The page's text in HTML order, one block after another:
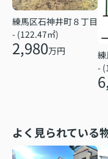
練馬区石神井町８丁目
- (122.47㎡)
2,980万円
-
よく見られている